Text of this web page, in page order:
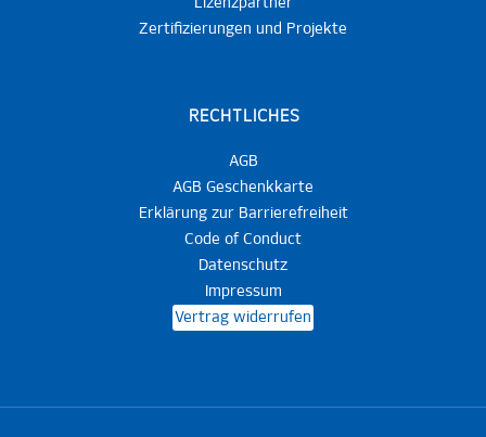
Lizenzpartner
Zertifizierungen und Projekte
RECHTLICHES
AGB
AGB Geschenkkarte
Erklärung zur Barrierefreiheit
Code of Conduct
Datenschutz
Impressum
Vertrag widerrufen